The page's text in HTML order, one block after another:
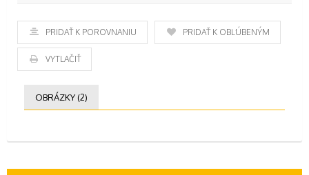
PRIDAŤ K POROVNANIU PRIDAŤ K OBĽÚBENÝM
VYTLAČIŤ
OBRÁZKY (2)